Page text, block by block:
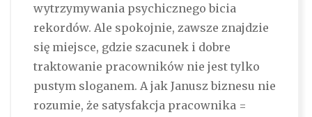
wytrzymywania psychicznego bicia
rekordów. Ale spokojnie, zawsze znajdzie
się miejsce, gdzie szacunek i dobre
traktowanie pracowników nie jest tylko
pustym sloganem. A jak Janusz biznesu nie
rozumie, że satysfakcja pracownika =